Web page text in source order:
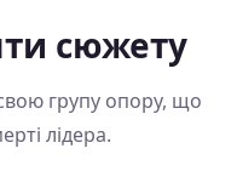
сюжету
групу опору, що
лідера.